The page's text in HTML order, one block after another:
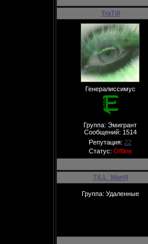
TraTill
Генералиссимус
Группа: Эмигрант
Сообщений: 1514
Репутация: 22
Статус: Offline
TiLL_ManN
Группа: Удаленные